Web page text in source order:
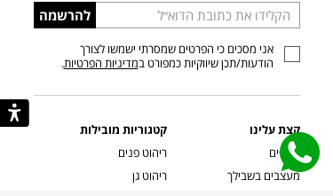
הכניסו
כתובת
דוא”ל
להרשמה
אני מסכים כי הפרטים שמסרתי ישמשו לצורך
הודעות/תכן שיווקיות כמפורט במדיניות הפרטיות.
קצת עלינו
סניפים
מעצבים בשבילך
קטגוריות מובילות
ריהוט פנים
ריהוט גן